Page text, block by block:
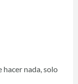
hacer nada, solo